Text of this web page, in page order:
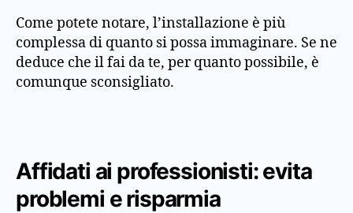
Come potete notare, l’installazione è più
complessa di quanto si possa immaginare. Se ne
deduce che il fai da te, per quanto possibile, è
comunque sconsigliato.
Affidati ai professionisti: evita
problemi e risparmia